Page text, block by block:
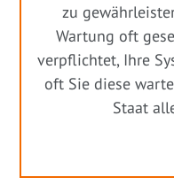
zu
Wartung oft
verpflichtet, Ihre
oft Sie diese
Staat